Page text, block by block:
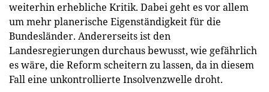
weiterhin erhebliche Kritik. Dabei geht es vor allem
um mehr planerische Eigenständigkeit für die
Bundesländer. Andererseits ist den
Landesregierungen durchaus bewusst, wie gefährlich
es wäre, die Reform scheitern zu lassen, da in diesem
Fall eine unkontrollierte Insolvenzwelle droht.